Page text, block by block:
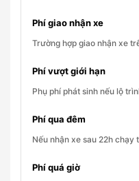
Phí giao nhận xe
Trường hợp giao nhận xe
Phí vượt giới hạn
Phụ phí phát sinh nếu lộ
Phí qua đêm
Nếu nhận xe sau 22h chạy
Phí quá giờ